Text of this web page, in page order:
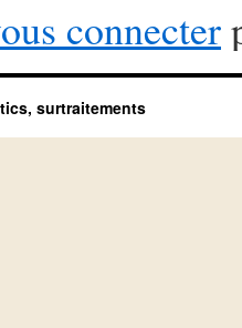
connecter
surtraitements